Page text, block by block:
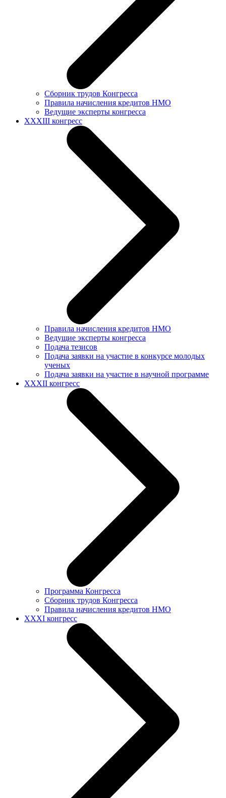
Сборник трудов Конгресса
Правила начисления кредитов НМО
Ведущие эксперты конгресса
XXXIII конгресс
Правила начисления кредитов НМО
Ведущие эксперты конгресса
Подача тезисов
Подача заявки на участие в конкурсе молодых
ученых
Подача заявки на участие в научной программе
XXXII конгресс
Программа Конгресса
Сборник трудов Конгресса
Правила начисления кредитов НМО
XXXI конгресс